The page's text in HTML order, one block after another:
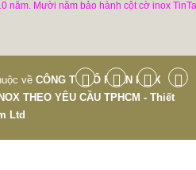
năm. Mười năm bảo hành cột cờ inox
về CÔNG TY CỔ PHẦN INOX
THEO YÊU CẦU TPHCM - Thiết
Ltd